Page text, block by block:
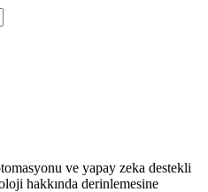
ve yapay zeka destekli
hakkında derinlemesine